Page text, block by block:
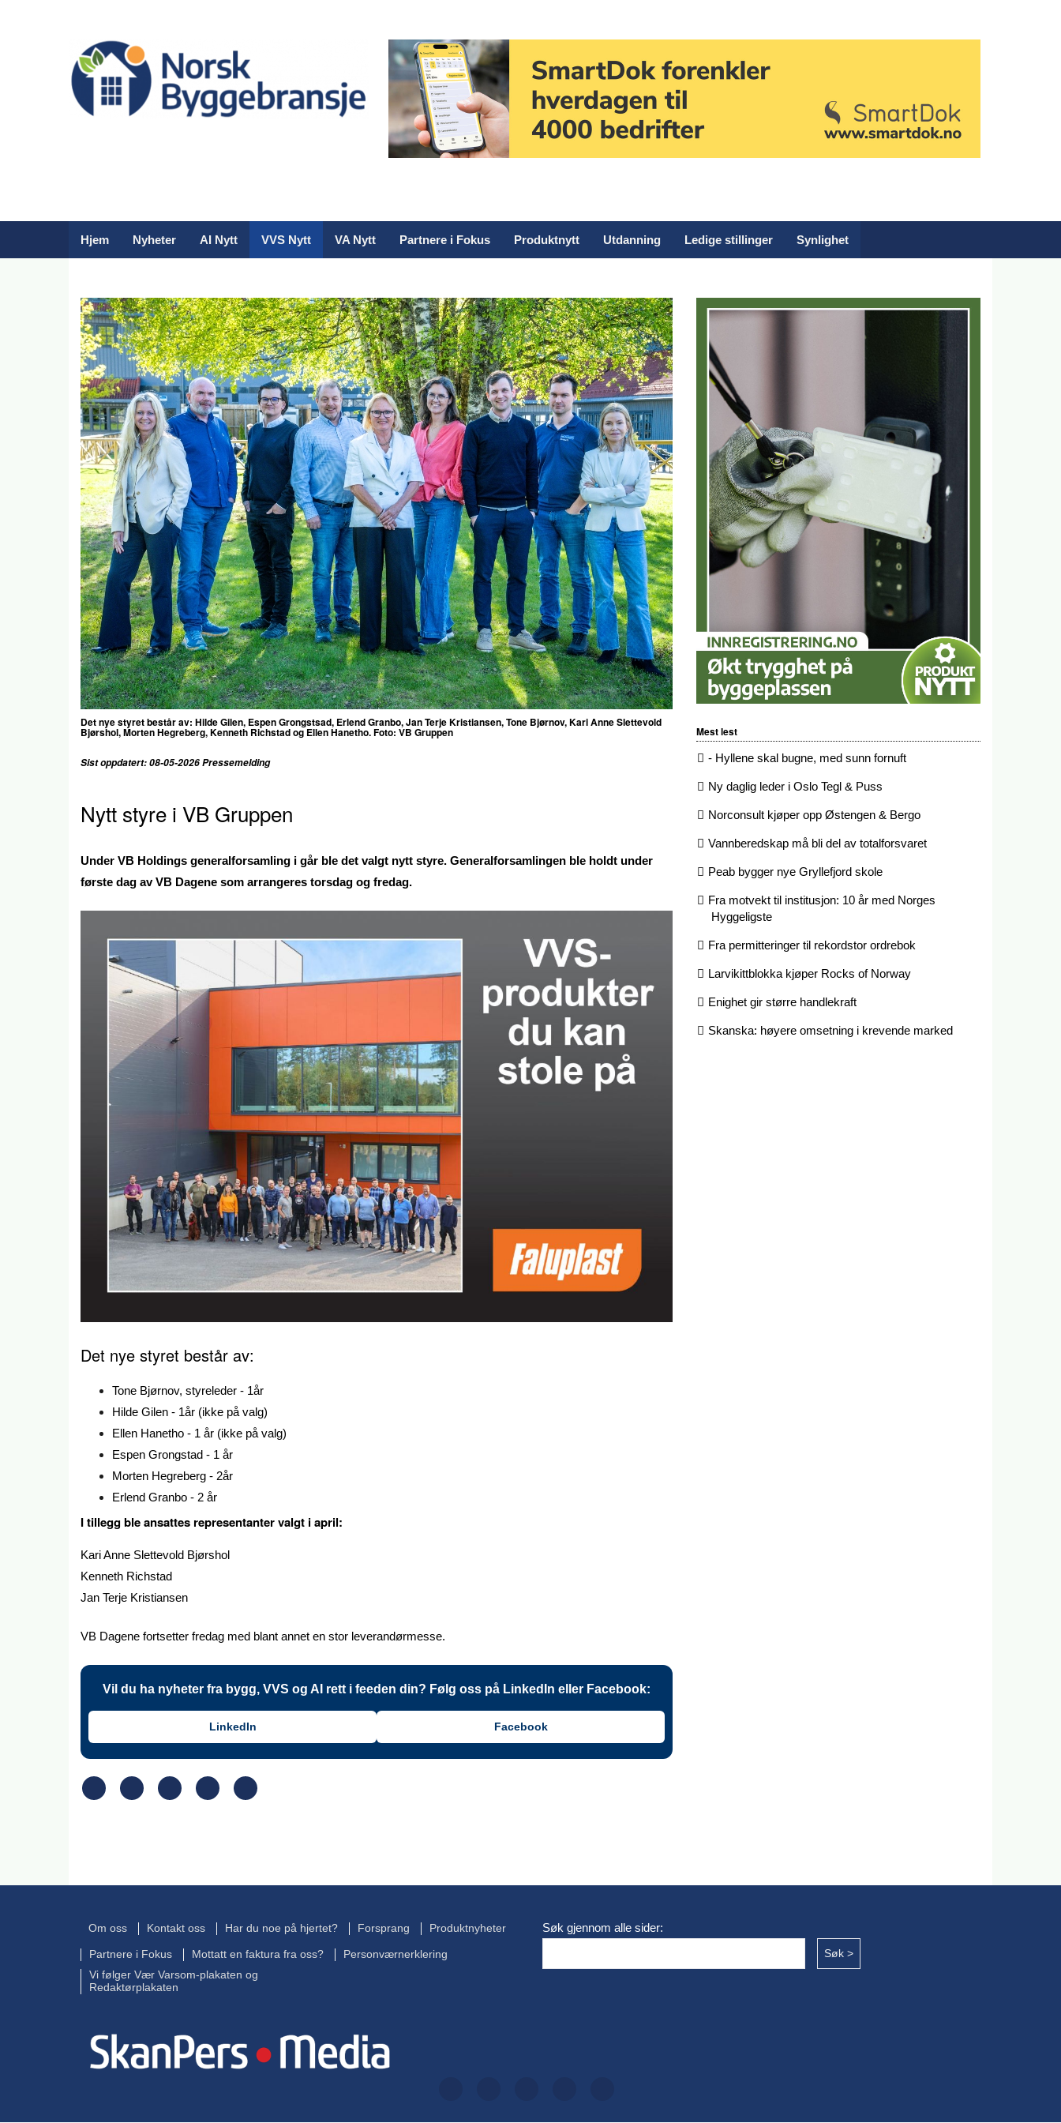
Hjem Nyheter AI Nytt VVS Nytt VA Nytt Partnere i Fokus Produktnytt Utdanning Ledige stillinger Synlighet
Det nye styret består av: Hilde Gilen, Espen Grongstsad, Erlend Granbo, Jan Terje Kristiansen, Tone Bjørnov, Kari Anne Slettevold
Bjørshol, Morten Hegreberg, Kenneth Richstad og Ellen Hanetho. Foto: VB Gruppen
Sist oppdatert: 08-05-2026 Pressemelding
Nytt styre i VB Gruppen
Under VB Holdings generalforsamling i går ble det valgt nytt styre. Generalforsamlingen ble holdt under
første dag av VB Dagene som arrangeres torsdag og fredag.
Det nye styret består av:
Tone Bjørnov, styreleder - 1år
Hilde Gilen - 1år (ikke på valg)
Ellen Hanetho - 1 år (ikke på valg)
Espen Grongstad - 1 år
Morten Hegreberg - 2år
Erlend Granbo - 2 år
I tillegg ble ansattes representanter valgt i april:
Kari Anne Slettevold Bjørshol
Kenneth Richstad
Jan Terje Kristiansen
VB Dagene fortsetter fredag med blant annet en stor leverandørmesse.
Vil du ha nyheter fra bygg, VVS og AI rett i feeden din? Følg oss på LinkedIn eller Facebook:
LinkedIn Facebook
Mest lest
- Hyllene skal bugne, med sunn fornuft
Ny daglig leder i Oslo Tegl & Puss
Norconsult kjøper opp Østengen & Bergo
Vannberedskap må bli del av totalforsvaret
Peab bygger nye Gryllefjord skole
Fra motvekt til institusjon: 10 år med Norges
Hyggeligste
Fra permitteringer til rekordstor ordrebok
Larvikittblokka kjøper Rocks of Norway
Enighet gir større handlekraft
Skanska: høyere omsetning i krevende marked
Om oss Kontakt oss Har du noe på hjertet? Forsprang Produktnyheter
Partnere i Fokus Mottatt en faktura fra oss?
Personværnerklering
Vi følger Vær Varsom-plakaten og
Redaktørplakaten
Søk gjennom alle sider: